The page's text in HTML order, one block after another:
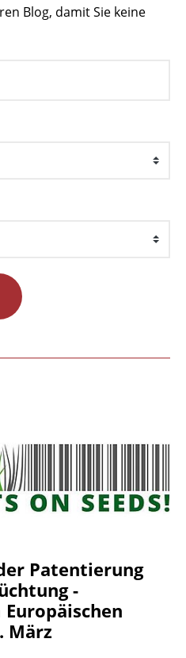
Blog, damit Sie keine
Patentierung
-
März